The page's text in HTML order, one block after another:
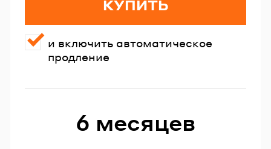
КУПИТЬ
и включить автоматическое
продление
6 месяцев